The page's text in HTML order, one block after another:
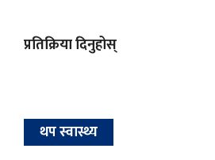
प्रतिक्रिया दिनुहोस्
थप स्वास्थ्य